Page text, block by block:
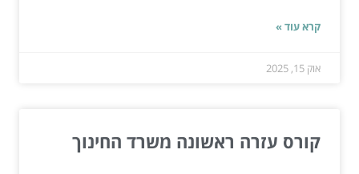
קרא עוד »
אוק 15, 2025
קורס עזרה ראשונה משרד החינוך